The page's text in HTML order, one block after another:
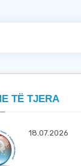
TË TJERA
18.07.2026